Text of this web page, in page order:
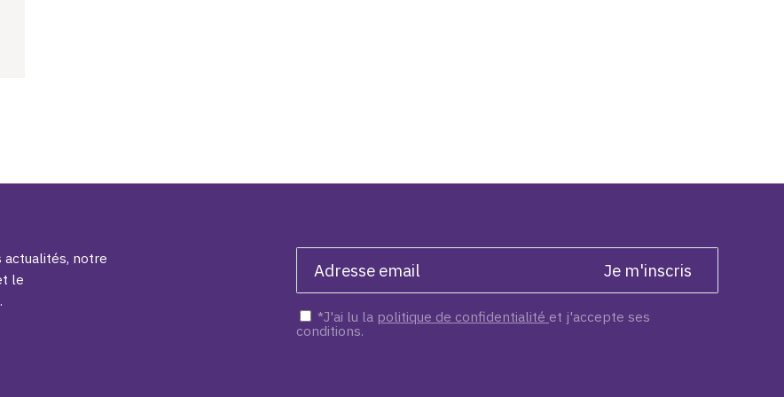
notre
le
*J'ai lu la politique de confidentialité et j'accepte ses
conditions.